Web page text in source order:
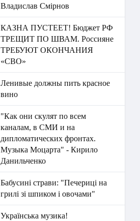
Владислав Смірнов
КАЗНА ПУСТЕЕТ! Бюджет РФ
ТРЕЩИТ ПО ШВАМ. Россияне
ТРЕБУЮТ ОКОНЧАНИЯ
«СВО»
Ленивые должны пить красное
вино
"Как они скулят по всем
каналам, в СМИ и на
дипломатических фронтах.
Музыка Моцарта" - Кирило
Данильченко
Бабусині страви: "Печериці на
грилі зі шпиком і овочами"
Українська музика!